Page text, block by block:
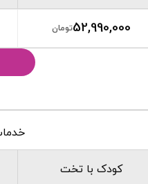
52,990,000تومان
کودک با تخت